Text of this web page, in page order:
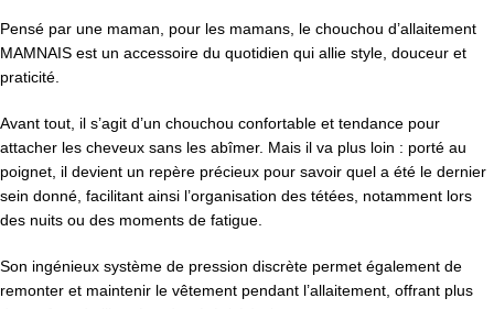
Pensé par une maman, pour les mamans, le chouchou d’allaitement
MAMNAIS est un accessoire du quotidien qui allie style, douceur et
praticité.
Avant tout, il s’agit d’un chouchou confortable et tendance pour
attacher les cheveux sans les abîmer. Mais il va plus loin : porté au
poignet, il devient un repère précieux pour savoir quel a été le dernier
sein donné, facilitant ainsi l’organisation des tétées, notamment lors
des nuits ou des moments de fatigue.
Son ingénieux système de pression discrète permet également de
remonter et maintenir le vêtement pendant l’allaitement, offrant plus